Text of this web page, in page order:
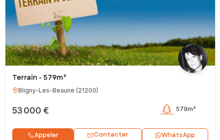
Terrain - 579m²
Bligny-Les-Beaune (21200)
53 000 € 579m²
Appeler Contacter WhatsApp